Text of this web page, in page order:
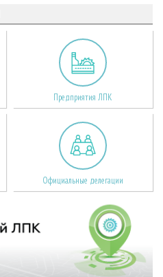
Предприятия ЛПК
Официальные делегации